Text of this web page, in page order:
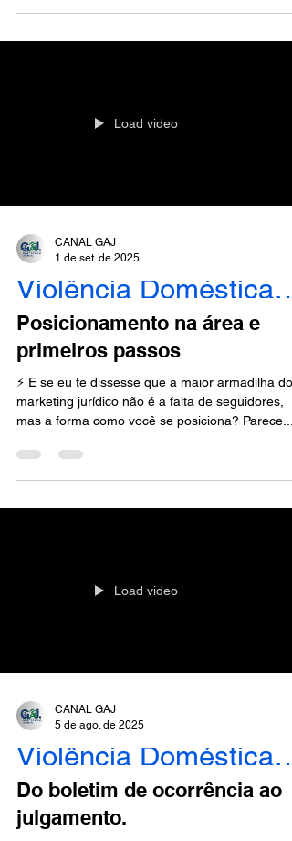
Load video
CANAL GAJ
1 de set. de 2025
Violência Doméstica - Engajados
Posicionamento na área e
primeiros passos
⚡ E se eu te dissesse que a maior armadilha do
marketing jurídico não é a falta de seguidores,
mas a forma como você se posiciona? Parece...
Load video
CANAL GAJ
5 de ago. de 2025
Violência Doméstica - Engajados
Do boletim de ocorrência ao
julgamento.